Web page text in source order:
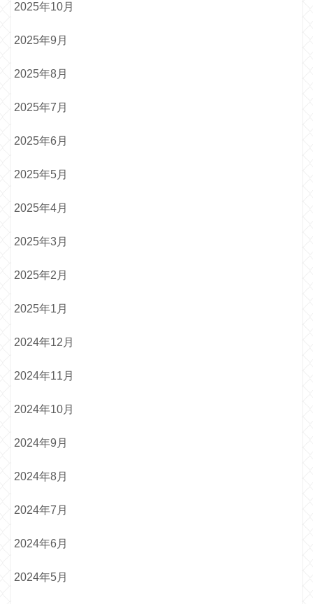
2025年10月
2025年9月
2025年8月
2025年7月
2025年6月
2025年5月
2025年4月
2025年3月
2025年2月
2025年1月
2024年12月
2024年11月
2024年10月
2024年9月
2024年8月
2024年7月
2024年6月
2024年5月